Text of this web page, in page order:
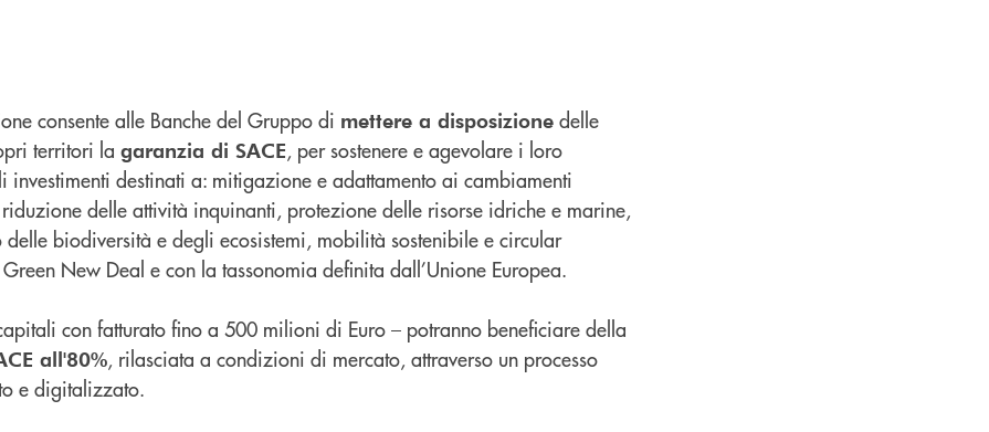
consente alle Banche del Gruppo di mettere a disposizione delle
territori la garanzia di SACE, per sostenere e agevolare i loro
investimenti destinati a: mitigazione e adattamento ai cambiamenti
delle attività inquinanti, protezione delle risorse idriche e marine,
biodiversità e degli ecosistemi, mobilità sostenibile e circular
New Deal e con la tassonomia definita dall’Unione Europea.
con fatturato fino a 500 milioni di Euro – potranno beneficiare della
all'80%, rilasciata a condizioni di mercato, attraverso un processo
e digitalizzato.